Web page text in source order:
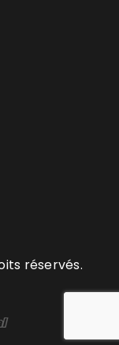
réservés.